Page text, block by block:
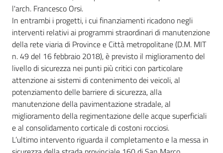
l'arch. Francesco Orsi.
In entrambi i progetti, i cui finanziamenti ricadono negli
interventi relativi ai programmi straordinari di manutenzione
della rete viaria di Province e Città metropolitane (D.M. MIT
n. 49 del 16 febbraio 2018), è previsto il miglioramento del
livello di sicurezza nei punti più critici con particolare
attenzione ai sistemi di contenimento dei veicoli, al
potenziamento delle barriere di sicurezza, alla
manutenzione della pavimentazione stradale, al
miglioramento della regimentazione delle acque superficiali
e al consolidamento corticale di costoni rocciosi.
L’ultimo intervento riguarda il completamento e la messa in